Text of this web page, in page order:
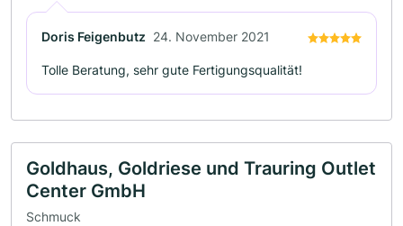
Doris Feigenbutz 24. November 2021
Tolle Beratung, sehr gute Fertigungsqualität!
Goldhaus, Goldriese und Trauring Outlet
Center GmbH
Schmuck